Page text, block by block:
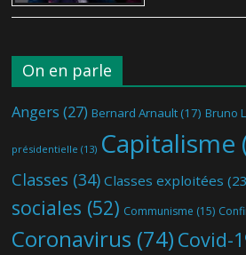
On en parle
Angers (27) Bernard Arnault (17) Bruno
présidentielle (13) Capitalisme
Classes (34) Classes exploitées
sociales (52) Communisme (15)
Coronavirus (74) Covid-